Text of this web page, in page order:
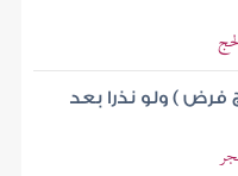
فرض ) ولو نذرا بعد